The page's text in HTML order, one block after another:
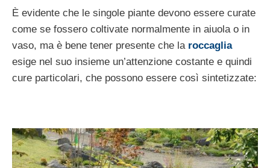
È evidente che le singole piante devono essere curate
come se fossero coltivate normalmente in aiuola o in
vaso, ma è bene tener presente che la roccaglia
esige nel suo insieme un’attenzione costante e quindi
cure particolari, che possono essere così sintetizzate: